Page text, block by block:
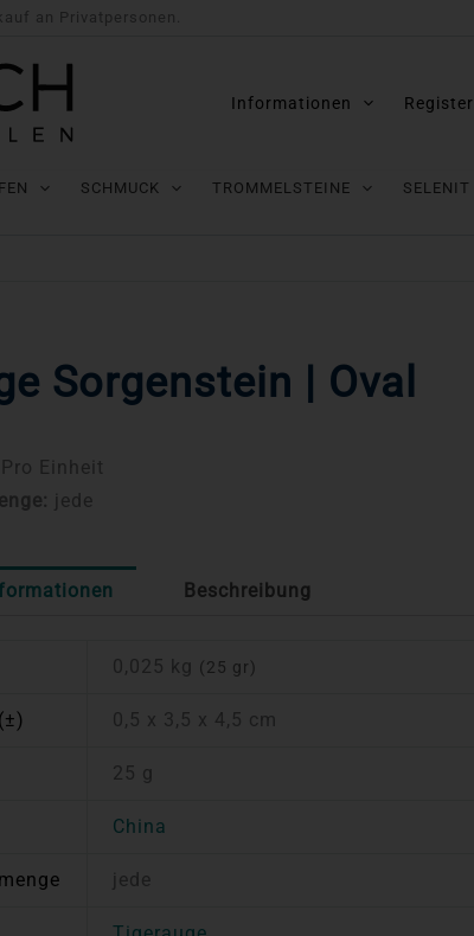
an Privatpersonen.
Informationen Register
SCHMUCK TROMMELSTEINE
SELENIT
Sorgenstein | Oval
Pro Einheit
jede
Beschreibung
0,025 kg (25 gr)
0,5 x 3,5 x 4,5 cm
25 g
China
jede